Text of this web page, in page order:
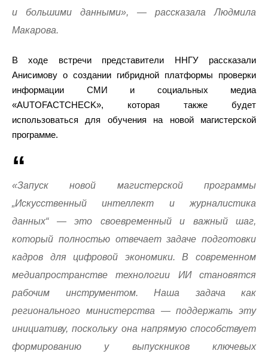
и большими данными», — рассказала Людмила
Макарова.
В ходе встречи представители ННГУ рассказали
Анисимову о создании гибридной платформы проверки
информации СМИ и социальных медиа
«AUTOFACTCHECK», которая также будет
использоваться для обучения на новой магистерской
программе.
«Запуск новой магистерской программы
„Искусственный интеллект и журналистика
данных“ — это своевременный и важный шаг,
который полностью отвечает задаче подготовки
кадров для цифровой экономики. В современном
медиапространстве технологии ИИ становятся
рабочим инструментом. Наша задача как
регионального министерства — поддержать эту
инициативу, поскольку она напрямую способствует
формированию у выпускников ключевых